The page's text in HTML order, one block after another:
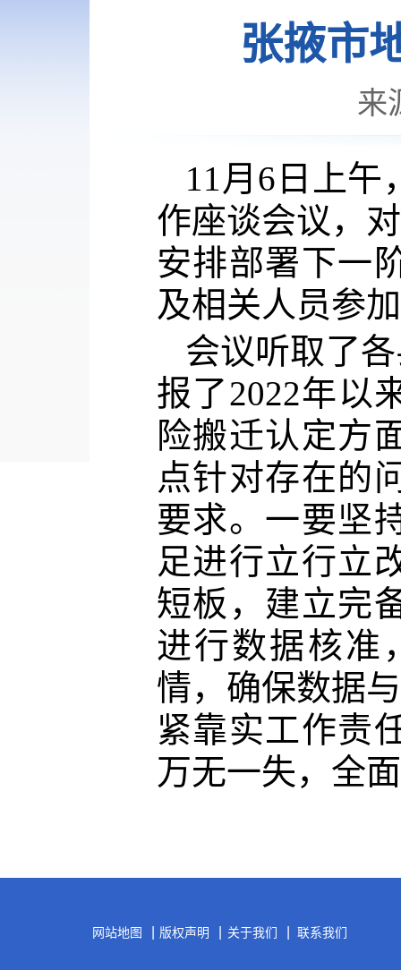
张掖市
来
11 月 6 日上午
作座谈会议 ， 对
安排部署下一
及相关人员参
会议听取了
报了2022年以
险搬迁认定方
点针对存在的
要求。 一要坚
足进行立行立
短板，建立完
进行数据核准
情， 确保数据
紧靠实工作责
万无一失， 全
网站地图 版权声明 关于我们 联系我们